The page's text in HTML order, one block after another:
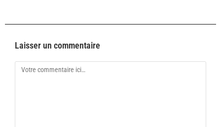
Laisser un commentaire